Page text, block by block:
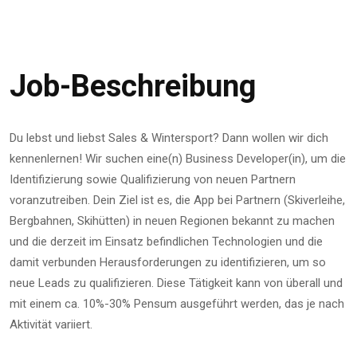
Job-Beschreibung
Du lebst und liebst Sales & Wintersport? Dann wollen wir dich
kennenlernen! Wir suchen eine(n) Business Developer(in), um die
Identifizierung sowie Qualifizierung von neuen Partnern
voranzutreiben. Dein Ziel ist es, die App bei Partnern (Skiverleihe,
Bergbahnen, Skihütten) in neuen Regionen bekannt zu machen
und die derzeit im Einsatz befindlichen Technologien und die
damit verbunden Herausforderungen zu identifizieren, um so
neue Leads zu qualifizieren. Diese Tätigkeit kann von überall und
mit einem ca. 10%-30% Pensum ausgeführt werden, das je nach
Aktivität variiert.